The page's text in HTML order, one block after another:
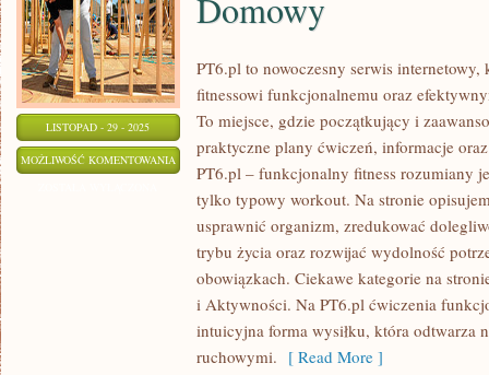
LISTOPAD - 29 - 2025
MOŻLIWOŚĆ KOMENTOWANIA PYTANIA
CZYTELNIKÓW
PT6.pl to nowoczesny serwis
fitnessowi funkcjonalnemu oraz
To miejsce, gdzie początkujący i
praktyczne plany ćwiczeń, informacje
PT6.pl – funkcjonalny fitness rozumiany
tylko typowy workout. Na stronie
usprawnić organizm, zredukować
trybu życia oraz rozwijać wydolność
obowiązkach. Ciekawe kategorie na
i Aktywności. Na PT6.pl ćwiczenia
intuicyjna forma wysiłku, która odtwarza
ruchowymi. [ Read More ]